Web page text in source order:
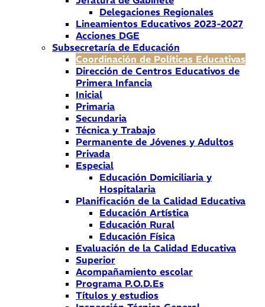
Delegaciones Regionales
Lineamientos Educativos 2023-2027
Acciones DGE
Subsecretaría de Educación
Coordinación de Políticas Educativas
Dirección de Centros Educativos de
Primera Infancia
Inicial
Primaria
Secundaria
Técnica y Trabajo
Permanente de Jóvenes y Adultos
Privada
Especial
Educación Domiciliaria y
Hospitalaria
Planificación de la Calidad Educativa
Educación Artística
Educación Rural
Educación Física
Evaluación de la Calidad Educativa
Superior
Acompañamiento escolar
Programa P.O.D.Es
Títulos y estudios